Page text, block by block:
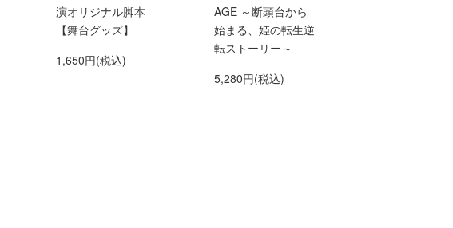
演オリジナル脚本
【舞台グッズ】
1,650円(税込)
AGE ～断頭台から
始まる、姫の転生逆
転ストーリー～
5,280円(税込)